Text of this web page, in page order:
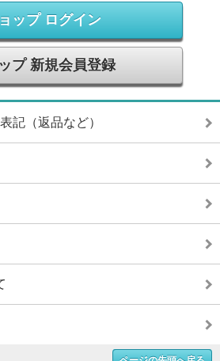
ップ ログイン
プ 新規会員登録
記（返品など）